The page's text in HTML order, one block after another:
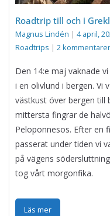
Roadtrip till och i
Magnus Lindén | 4 april,
Roadtrips | 2 kommentarer
Den 14:e maj vaknade
i en olivlund i bergen. Vi
västkust över bergen till
mittersta fingrar de
Peloponnesos. Efter en
passerat under tiden vi
på vägens
tog vårt morgonfika.
Läs mer